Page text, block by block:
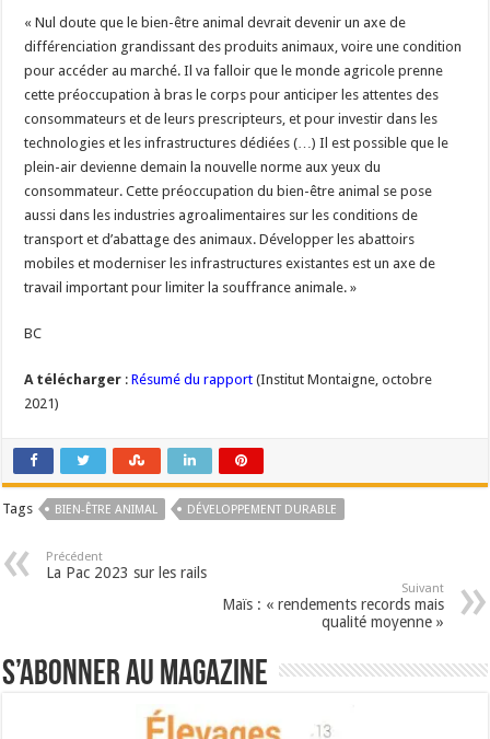
« Nul doute que le bien-être animal devrait devenir un axe de
différenciation grandissant des produits animaux, voire une condition
pour accéder au marché. Il va falloir que le monde agricole prenne
cette préoccupation à bras le corps pour anticiper les attentes des
consommateurs et de leurs prescripteurs, et pour investir dans les
technologies et les infrastructures dédiées (…) Il est possible que le
plein-air devienne demain la nouvelle norme aux yeux du
consommateur. Cette préoccupation du bien-être animal se pose
aussi dans les industries agroalimentaires sur les conditions de
transport et d’abattage des animaux. Développer les abattoirs
mobiles et moderniser les infrastructures existantes est un axe de
travail important pour limiter la souffrance animale. »
BC
A télécharger :Résumé du rapport (Institut Montaigne, octobre
2021)
Tags BIEN-ÊTRE ANIMAL DÉVELOPPEMENT DURABLE
Précédent
La Pac 2023 sur les rails
Suivant
Maïs : « rendements records mais
qualité moyenne »
S’abonner au magazine